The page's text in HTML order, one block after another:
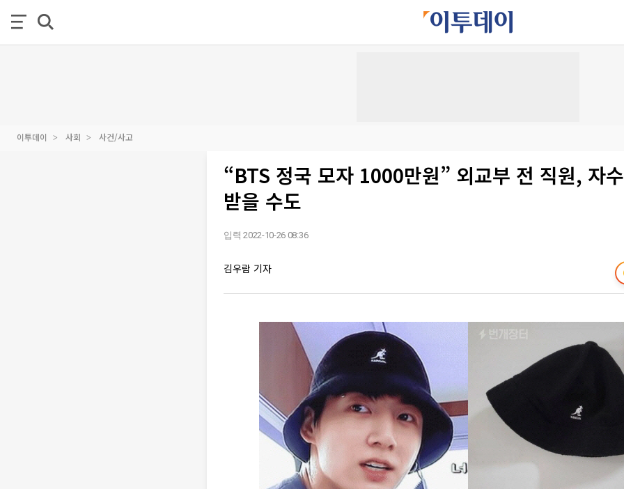
이투데이 사회 사건/사고
“BTS 정국 모자 1000만원” 외교부 전 직원, 자
받을 수도
입력 2022-10-26 08:36
김우람 기자